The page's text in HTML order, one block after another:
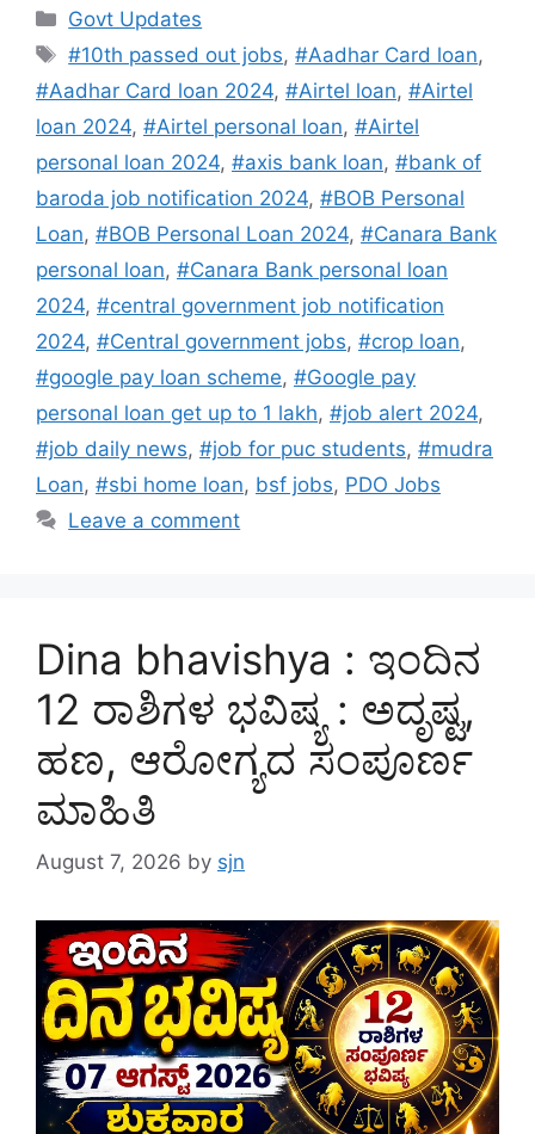
Categories
Govt Updates
Tags
#10th passed out jobs,#Aadhar Card loan,
#Aadhar Card loan 2024, #Airtel loan, #Airtel
loan 2024, #Airtel personal loan, #Airtel
personal loan 2024, #axis bank loan, #bank of
baroda job notification 2024, #BOB Personal
Loan, #BOB Personal Loan 2024, #Canara Bank
personal loan, #Canara Bank personal loan
2024, #central government job notification
2024, #Central government jobs, #crop loan,
#google pay loan scheme, #Google pay
personal loan get up to 1 lakh, #job alert 2024,
#job daily news, #job for puc students, #mudra
Loan, #sbi home loan, bsf jobs, PDO Jobs
Leave a comment
Dina bhavishya : ಇಂದಿನ
12 ರಾಶಿಗಳ ಭವಿಷ್ಯ : ಅದೃಷ್ಟ,
ಹಣ, ಆರೋಗ್ಯದ ಸಂಪೂರ್ಣ
ಮಾಹಿತಿ
August 7, 2026 by sjn